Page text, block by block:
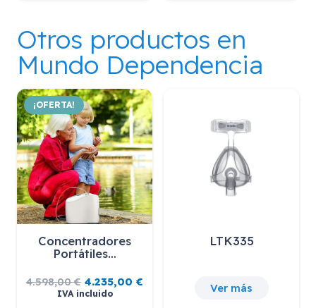
Otros productos en
Mundo Dependencia
¡OFERTA!
Concentradores
Portátiles…
4.598,00€ El
precio
4.235,00€
IVA incluido
LTK335
Ver más